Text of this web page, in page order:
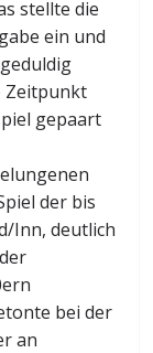
stellte die
ein und
Zeitpunkt
gepaart
der bis
Inn, deutlich
bei der
an